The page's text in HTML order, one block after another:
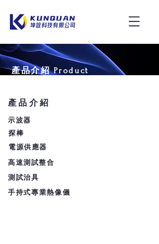
產品介紹 Product
​產品介紹
​示波器
探棒
電源供應器
高速測試整合
測試治具
手持式專業熱像儀